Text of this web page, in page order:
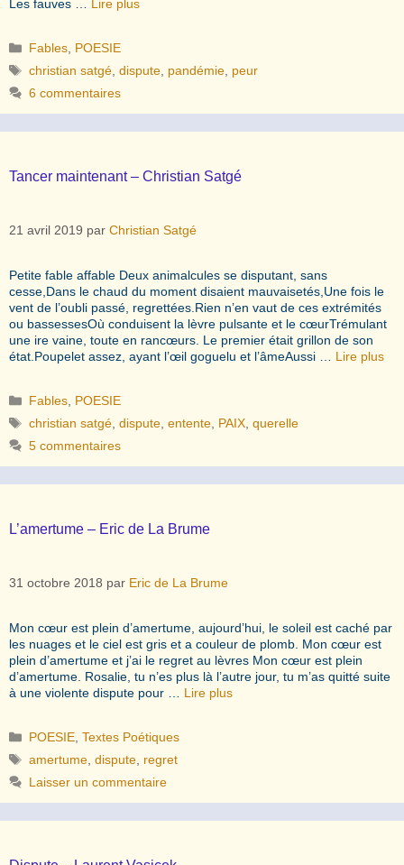
Les fauves … Lire plus
Catégories
Fables POESIE
Étiquettes
christian satgé ,dispute pandémie peur
6 commentaires
Tancer maintenant – Christian Satgé
21 avril 2019 par Christian Satgé
Petite fable affable Deux animalcules se disputant, sans
cesse,Dans le chaud du moment disaient mauvaisetés,Une fois le
vent de l’oubli passé, regrettées.Rien n’en vaut de ces extrémités
ou bassessesOù conduisent la lèvre pulsante et le cœurTrémulant
une ire vaine, toute en rancœurs. Le premier était grillon de son
état.Poupelet assez, ayant l’œil goguelu et l’âmeAussi … Lire plus
Catégories
Fables POESIE
Étiquettes
christian satgé ,dispute ,entente PAIX ,querelle
5 commentaires
L’amertume – Eric de La Brume
31 octobre 2018 par Eric de La Brume
Mon cœur est plein d’amertume, aujourd’hui, le soleil est caché par
les nuages et le ciel est gris et a couleur de plomb. Mon cœur est
plein d’amertume et j’ai le regret au lèvres Mon cœur est plein
d’amertume. Rosalie, tu n’es plus là l’autre jour, tu m’as quitté suite
à une violente dispute pour … Lire plus
Catégories
POESIE ,Textes Poétiques
Étiquettes
amertume ,dispute regret
Laisser un commentaire